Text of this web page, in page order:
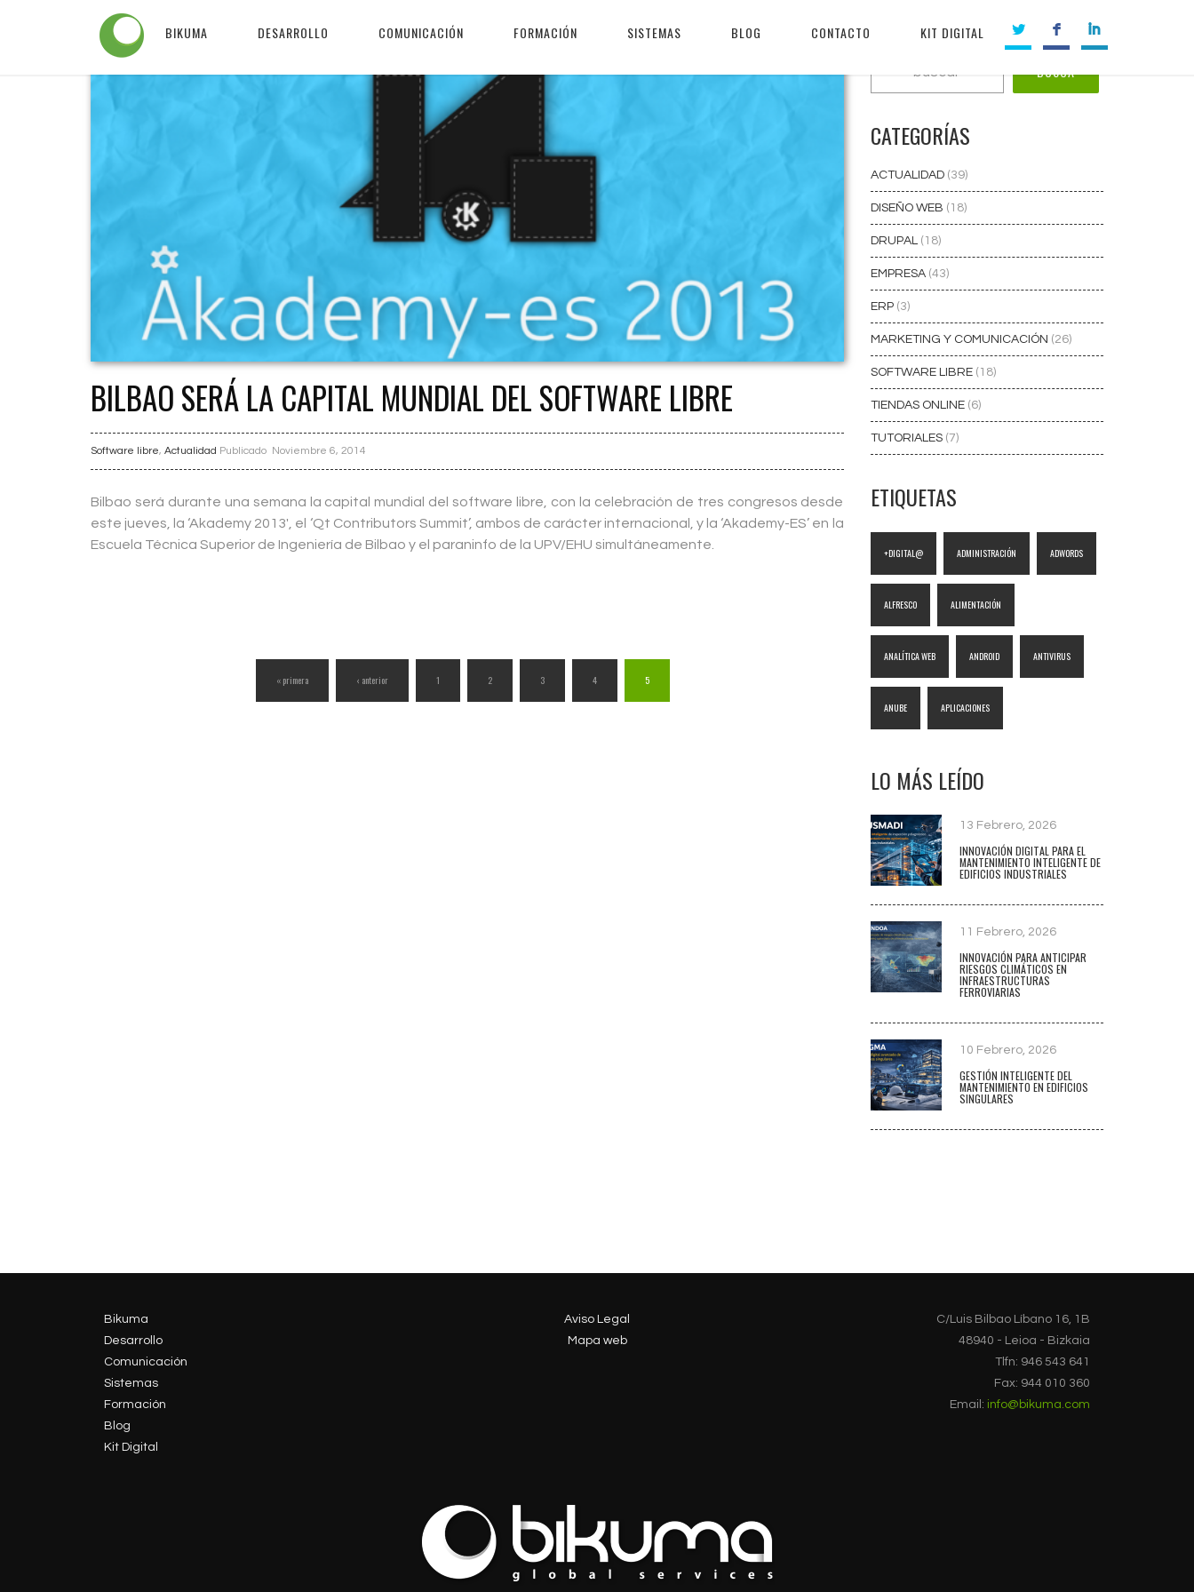
BIKUMA DESARROLLO COMUNICACIÓN FORMACIÓN SISTEMAS BLOG CONTACTO KIT DIGITAL
BILBAO SERÁ LA CAPITAL MUNDIAL DEL SOFTWARE LIBRE
Software libre, Actualidad Publicado Noviembre 6, 2014
Bilbao será durante una semana la capital mundial del software libre, con la celebración de tres congresos desde
este jueves, la ‘Akademy 2013′, el ‘Qt Contributors Summit’, ambos de carácter internacional, y la ‘Akademy-ES’ en la
Escuela Técnica Superior de Ingeniería de Bilbao y el paraninfo de la UPV/EHU simultáneamente.
« primera ‹ anterior 1 2 3 4 5
CATEGORÍAS
ACTUALIDAD (39)
DISEÑO WEB (18)
DRUPAL (18)
EMPRESA (43)
ERP (3)
MARKETING Y COMUNICACIÓN (26)
SOFTWARE LIBRE (18)
TIENDAS ONLINE (6)
TUTORIALES (7)
ETIQUETAS
+DIGITAL@ ADMINISTRACIÓN ADWORDS
ALFRESCO ALIMENTACIÓN
ANALÍTICA WEB ANDROID ANTIVIRUS
ANUBE APLICACIONES
LO MÁS LEÍDO
13 Febrero, 2026
INNOVACIÓN DIGITAL PARA EL
MANTENIMIENTO INTELIGENTE DE
EDIFICIOS INDUSTRIALES
11 Febrero, 2026
INNOVACIÓN PARA ANTICIPAR
RIESGOS CLIMÁTICOS EN
INFRAESTRUCTURAS
FERROVIARIAS
10 Febrero, 2026
GESTIÓN INTELIGENTE DEL
MANTENIMIENTO EN EDIFICIOS
SINGULARES
Bikuma
Desarrollo
Comunicación
Sistemas
Formación
Blog
Kit Digital
Aviso Legal
Mapa web
C/Luis Bilbao Líbano 16, 1B
48940 - Leioa - Bizkaia
Tlfn: 946 543 641
Fax: 944 010 360
Email: info@bikuma.com